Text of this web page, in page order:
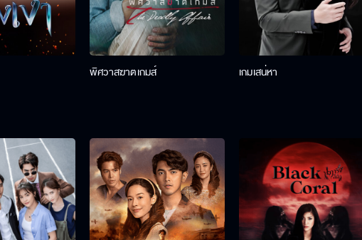
พิศวาสฆาตเกมส์ เกมเสน่หา